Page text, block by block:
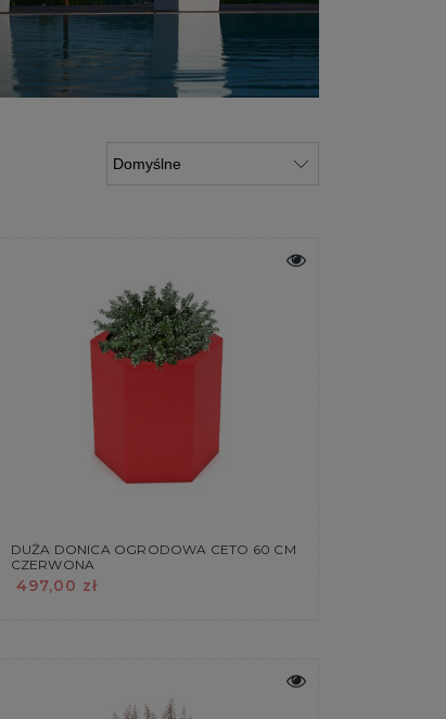
DUŻA DONICA OGRODOWA CETO 60 CM
CZERWONA
497,00 zł